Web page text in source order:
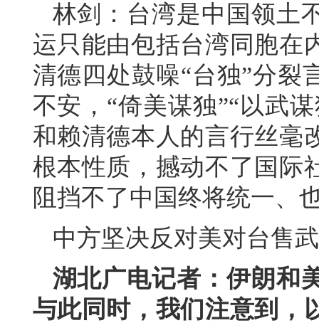
林剑：台湾是中国领土
运只能由包括台湾同胞在
清德四处鼓噪“台独”分裂
不安，“倚美谋独”“以武
和赖清德本人的言行丝毫
根本性质，撼动不了国际
阻挡不了中国终将统一、
中方坚决反对美对台售
湖北广电记者：伊朗和
与此同时，我们注意到，